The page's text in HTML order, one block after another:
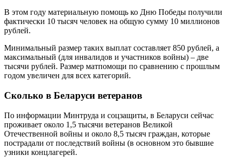
В этом году материальную помощь ко Дню Победы получили
фактически 10 тысяч человек на общую сумму 10 миллионов
рублей.
Минимальный размер таких выплат составляет 850 рублей, а
максимальный (для инвалидов и участников войны) – две
тысячи рублей. Размер матпомощи по сравнению с прошлым
годом увеличен для всех категорий.
Сколько в Беларуси ветеранов
По информации Минтруда и соцзащиты, в Беларуси сейчас
проживает около 1,5 тысячи ветеранов Великой
Отечественной войны и около 8,5 тысяч граждан, которые
пострадали от последствий войны (в основном это бывшие
узники концлагерей.